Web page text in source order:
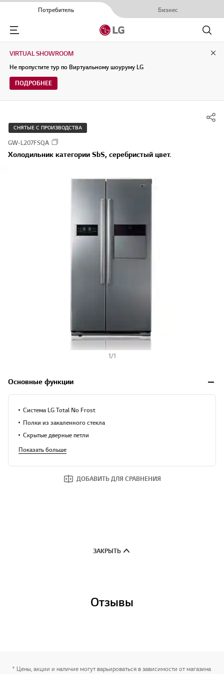
Потребитель Бизнес
Menu
Поиск
VIRTUAL SHOWROOM
Не пропустите тур по Виртуальному шоуруму LG
ПОДРОБНЕЕ
СНЯТЫЕ С ПРОИЗВОДСТВА
GW-L207FSQA
Холодильник категории SbS, серебристый цвет.
1/1
Основные функции
Система LG Total No Frost
Полки из закаленного стекла
Скрытые дверные петли
Показать больше
ДОБАВИТЬ ДЛЯ СРАВНЕНИЯ
ЗАКРЫТЬ
Отзывы
* Цены, акции и наличие могут варьироваться в зависимости от магазина